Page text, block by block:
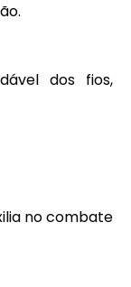
dos fios,
no combate